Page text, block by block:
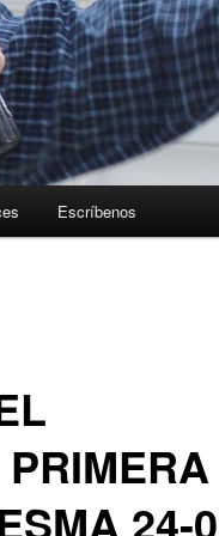
Escríbenos
24-